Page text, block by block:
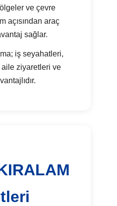
ve çevre
açısından araç
sağlar.
iş seyahatleri,
aile ziyaretleri ve